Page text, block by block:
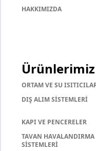
HAKKIMIZDA
Ürünlerimiz
ORTAM VE SU
DIŞ ALIM SİSTEMLERİ
KAPI VE PENCERELER
TAVAN HAVALANDIRMA
SİSTEMLERİ